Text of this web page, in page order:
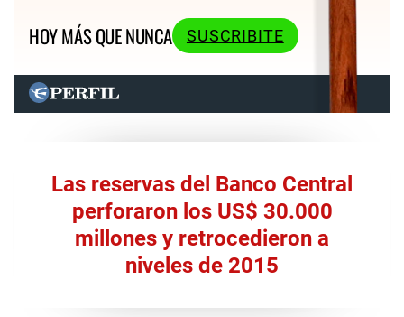
HOY MÁS QUE NUNCA
SUSCRIBITE
Las reservas del Banco Central
perforaron los US$ 30.000
millones y retrocedieron a
niveles de 2015